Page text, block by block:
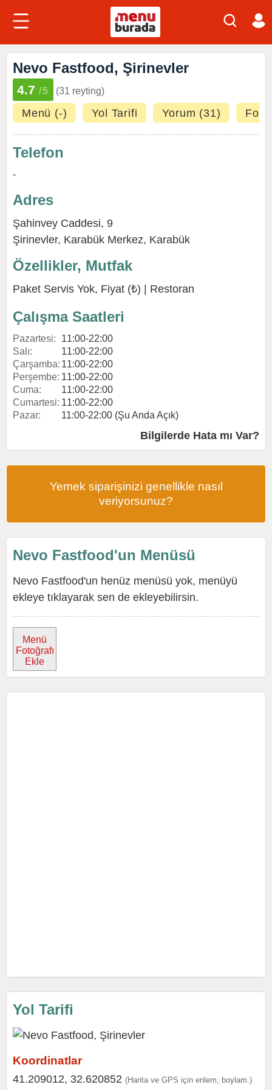
Nevo Fastfood, Şirinevler
4.7 /5 (31 reyting)
Menü (-) Yol Tarifi Yorum (31)
Telefon
-
Adres
Şahinvey Caddesi, 9
Şirinevler, Karabük Merkez, Karabük
Özellikler, Mutfak
Paket Servis Yok, Fiyat (₺) | Restoran
Çalışma Saatleri
Pazartesi:
11:00-22:00
Salı:
11:00-22:00
Çarşamba: 11:00-22:00
Perşembe: 11:00-22:00
Cuma:
11:00-22:00
Cumartesi: 11:00-22:00
Pazar:
11:00-22:00 (Şu Anda Açık)
Bilgilerde Hata mı Var?
Yemek siparişinizi genellikle nasıl
veriyorsunuz?
Nevo Fastfood'un Menüsü
Nevo Fastfood'un henüz menüsü yok, menüyü
ekleye tıklayarak sen de ekleyebilirsin.
Menü
Fotoğrafı
Ekle
Yol Tarifi
Koordinatlar
41.209012, 32.620852 (Harita ve GPS için enlem, boylam.)